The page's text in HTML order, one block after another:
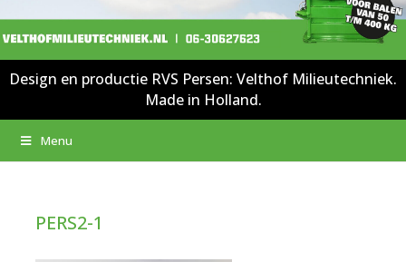
Design en productie RVS Persen: Velthof Milieutechniek.
Made in Holland.
Menu
PERS2-1